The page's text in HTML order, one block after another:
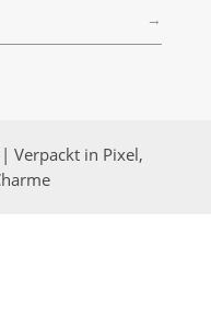
→
Verpackt in Pixel,